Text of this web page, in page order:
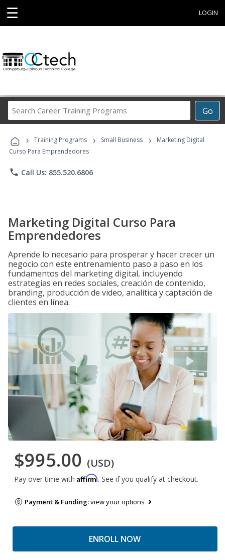
☰ LOGIN
Go
Career
Programs
› Training Programs › Small Business ›
Marketing Digital
Curso Para Emprendedores
phone Call Us: 855.520.6806
Marketing Digital Curso Para
Emprendedores
Aprende lo necesario para prosperar y hacer crecer un
negocio con este entrenamiento paso a paso en los
fundamentos del marketing digital, incluyendo
estrategias en redes sociales, creación de contenido,
branding, producción de video, analítica y captación de
clientes en línea.
$995.00 (USD)
Pay over time with Affirm. See if you qualify at checkout.
Payment & Funding:view your options
ENROLL NOW